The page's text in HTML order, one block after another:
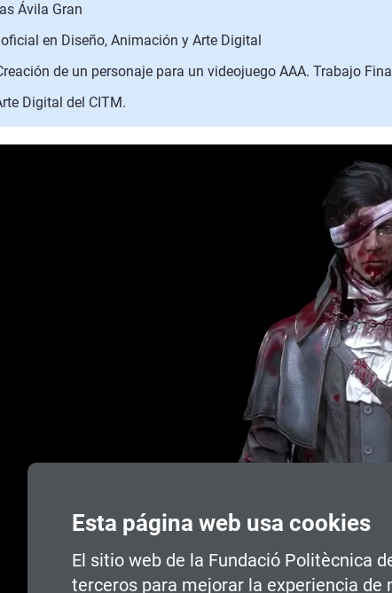
Esta página web usa cookies
El sitio web de la Fundació Politècnica
terceros para mejorar la experiencia de
Ávila Gran
en Diseño, Animación y Arte Digital
de un personaje para un videojuego AAA. Trabajo
Digital del CITM.